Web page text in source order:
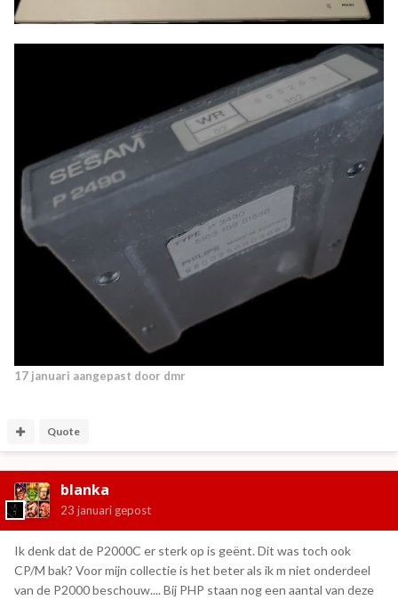
17 januari aangepast door dmr
Quote
blanka
23 januari gepost
Ik denk dat de P2000C er sterk op is geënt. Dit was toch ook
CP/M bak? Voor mijn collectie is het beter als ik m niet onderdeel
van de P2000 beschouw.... Bij PHP staan nog een aantal van deze